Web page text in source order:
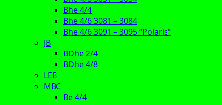
Bhe 4/4
Bhe 4/6 3081 – 3084
Bhe 4/6 3091 – 3095 “Polaris”
JB
BDhe 2/4
BDhe 4/8
LEB
MBC
Be 4/4